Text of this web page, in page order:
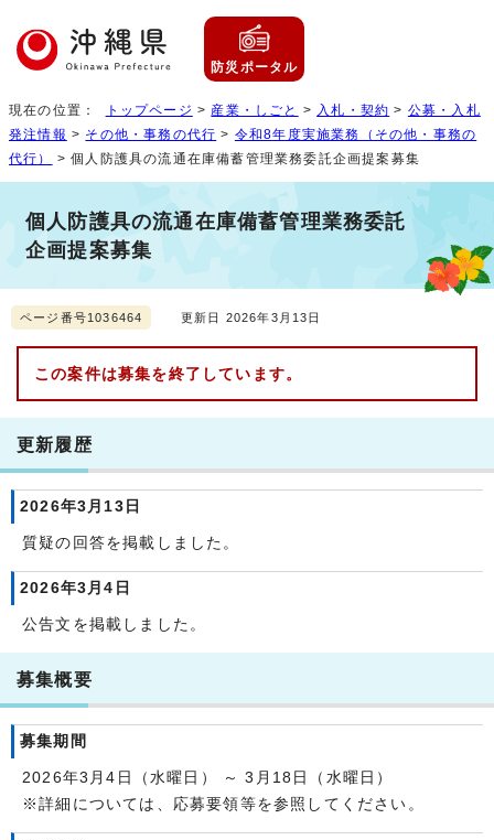
防災ポータル
現在の位置： トップページ > 産業・しごと > 入札・契約 > 公募・入札
発注情報 > その他・事務の代行 > 令和8年度実施業務（その他・事務の
代行）
> 個人防護具の流通在庫備蓄管理業務委託企画提案募集
個人防護具の流通在庫備蓄管理業務委託
企画提案募集
ページ番号1036464 更新日 2026年3月13日
この案件は募集を終了しています。
更新履歴
2026年3月13日
質疑の回答を掲載しました。
2026年3月4日
公告文を掲載しました。
募集概要
募集期間
2026年3月4日（水曜日） ～ 3月18日（水曜日）
※詳細については、応募要領等を参照してください。